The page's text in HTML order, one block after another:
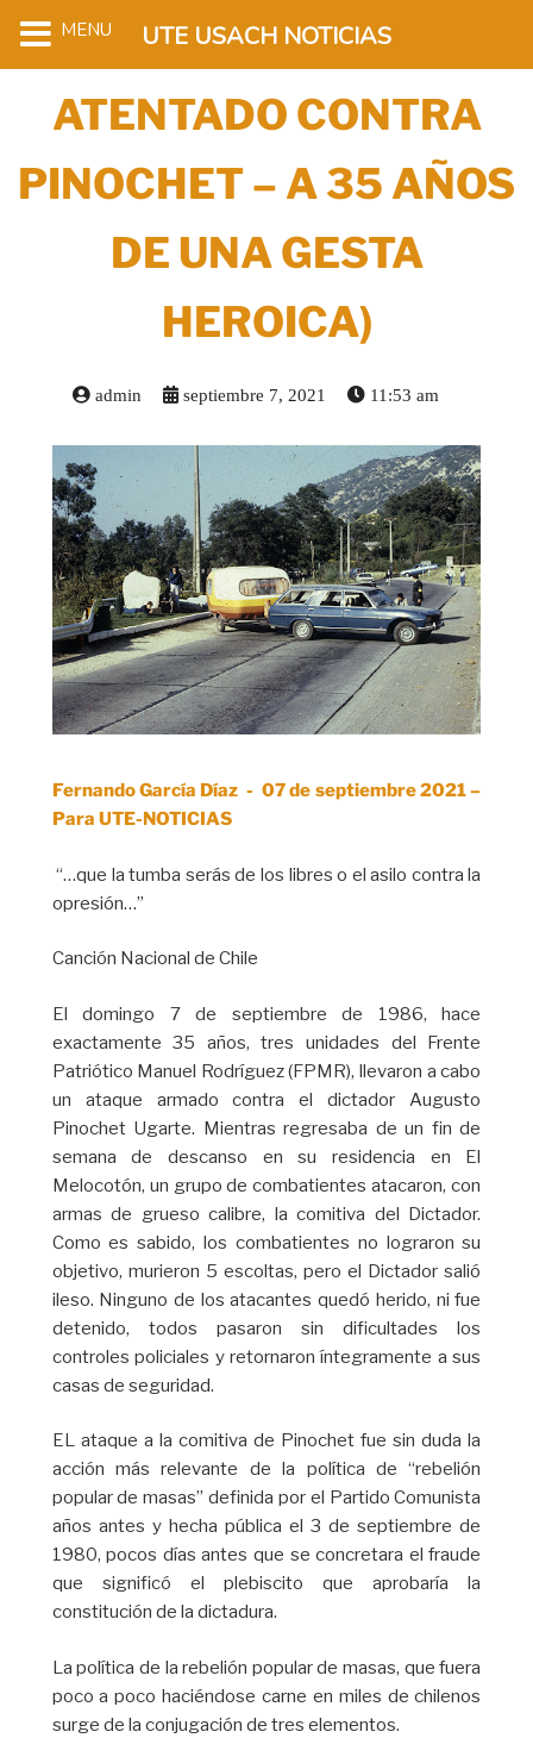
ATENTADO CONTRA
PINOCHET – A 35 AÑOS
DE UNA GESTA
HEROICA)
admin septiembre 7, 2021 11:53 am
Fernando García Díaz - 07 de septiembre 2021 –
Para UTE-NOTICIAS
“…que la tumba serás de los libres o el asilo contra la
opresión…”
Canción Nacional de Chile
El domingo 7 de septiembre de 1986, hace
exactamente 35 años, tres unidades del Frente
Patriótico Manuel Rodríguez (FPMR), llevaron a cabo
un ataque armado contra el dictador Augusto
Pinochet Ugarte. Mientras regresaba de un fin de
semana de descanso en su residencia en El
Melocotón, un grupo de combatientes atacaron, con
armas de grueso calibre, la comitiva del Dictador.
Como es sabido, los combatientes no lograron su
objetivo, murieron 5 escoltas, pero el Dictador salió
ileso. Ninguno de los atacantes quedó herido, ni fue
detenido, todos pasaron sin dificultades los
controles policiales y retornaron íntegramente a sus
casas de seguridad.
EL ataque a la comitiva de Pinochet fue sin duda la
acción más relevante de la política de “rebelión
popular de masas” definida por el Partido Comunista
años antes y hecha pública el 3 de septiembre de
1980, pocos días antes que se concretara el fraude
que significó el plebiscito que aprobaría la
constitución de la dictadura.
La política de la rebelión popular de masas, que fuera
poco a poco haciéndose carne en miles de chilenos
surge de la conjugación de tres elementos.
MENU UTE USACH NOTICIAS